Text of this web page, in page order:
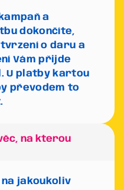
a
dokončíte,
o daru a
Vám přijde
U platby kartou
převodem to
na kterou
jakoukoliv